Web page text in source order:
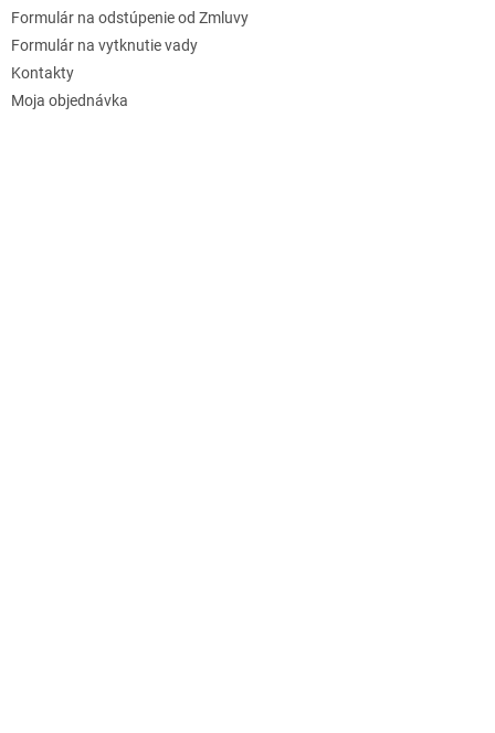
Formulár na odstúpenie od Zmluvy
Formulár na vytknutie vady
Kontakty
Moja objednávka